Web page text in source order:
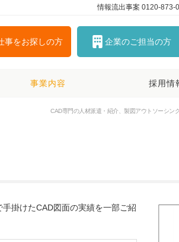
情報流出事案 0120-873-
事をお探しの方 企業のご担当の方
事業内容 採用情
CAD専門の人材派遣・紹介、製図アウトソーシン
掛けたCAD図面の実績を一部ご紹